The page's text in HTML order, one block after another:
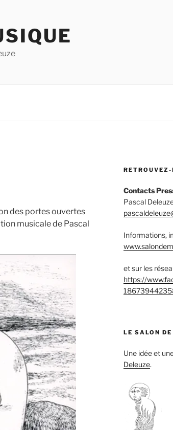
des portes ouvertes
musicale de Pascal
RETROUVEZ-
Contacts
Pascal
Informations,
et sur les
https://
LE SALON
Une idée et
Deleuze.